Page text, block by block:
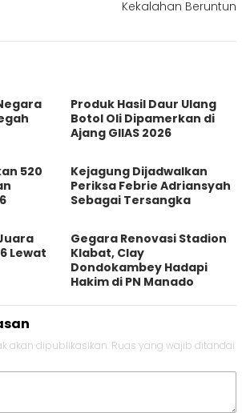
Kekalahan Beruntun
Produk Hasil Daur Ulang
Botol Oli Dipamerkan di
Ajang GIIAS 2026
520
Kejagung Dijadwalkan
Periksa Febrie Adriansyah
Sebagai Tersangka
Lewat
Gegara Renovasi Stadion
Klabat, Clay
Dondokambey Hadapi
Hakim di PN Manado
akan dipublikasikan. Ruas yang wajib ditandai